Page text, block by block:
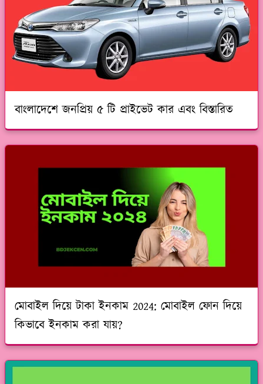
বাংলাদেশে জনপ্রিয় ৫ টি প্রাইভেট কার এবং বিস্তারিত
মোবাইল দিয়ে টাকা ইনকাম 2024: মোবাইল ফোন দিয়ে
কিভাবে ইনকাম করা যায়?